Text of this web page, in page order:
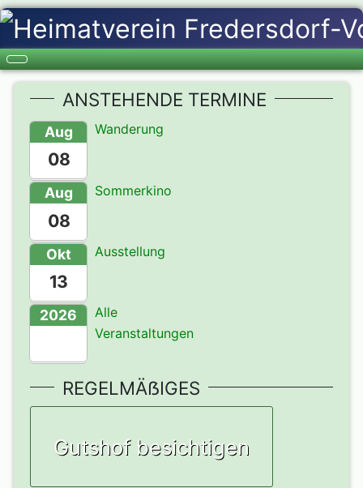
ANSTEHENDE TERMINE
Aug
08
Wanderung
Aug
08
Sommerkino
Okt
13
Ausstellung
2026
Alle
Veranstaltungen
REGELMÄẞIGES
Gutshof besichtigen